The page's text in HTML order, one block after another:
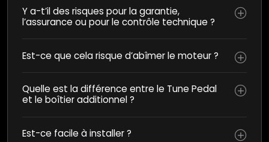
Y a-t’il des risques pour la garantie,
l’assurance ou pour le contrôle technique ?
Est-ce que cela risque d’abîmer le moteur ?
Quelle est la différence entre le Tune Pedal
et le boîtier additionnel ?
Est-ce facile à installer ?